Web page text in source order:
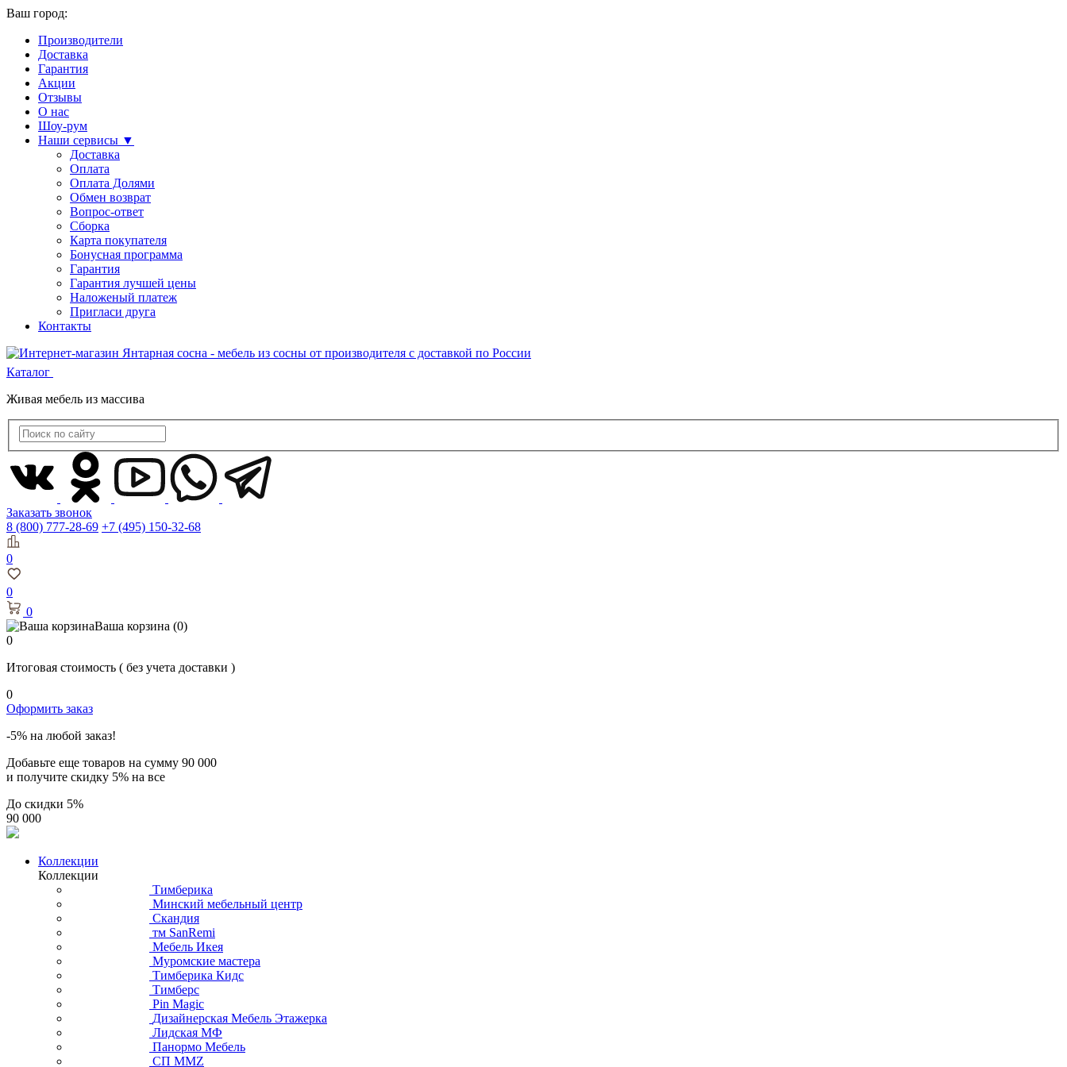
Ваш город:
Производители
Доставка
Гарантия
Акции
Отзывы
О нас
Шоу-рум
Наши сервисы ▼
Доставка
Оплата
Оплата Долями
Обмен возврат
Вопрос-ответ
Сборка
Карта покупателя
Бонусная программа
Гарантия
Гарантия лучшей цены
Наложеный платеж
Пригласи друга
Контакты
Каталог
Живая мебель из массива
Заказать звонок
8 (800) 777-28-69 +7 (495) 150-32-68
0
0
0
Ваша корзина (0)
0
Итоговая стоимость ( без учета доставки )
0
Оформить заказ
-5% на любой заказ!
Добавьте еще товаров на сумму 90 000
и получите скидку 5% на все
До скидки 5%
90 000
Коллекции
Коллекции
Тимберика
Минский мебельный центр
Скандия
тм SanRemi
Мебель Икея
Муромские мастера
Тимберика Кидс
Тимберс
Pin Magic
Дизайнерская Мебель Этажерка
Лидская МФ
Панормо Мебель
СП ММZ